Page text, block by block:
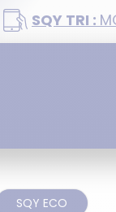
SQY TRI :
SQY ECO